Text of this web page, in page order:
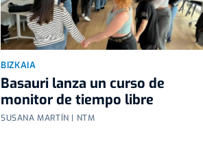
BIZKAIA
Basauri lanza un curso de
monitor de tiempo libre
SUSANA MARTÍN | NTM